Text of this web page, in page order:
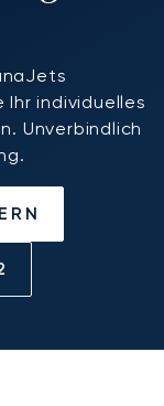
individuelles
Unverbindlich